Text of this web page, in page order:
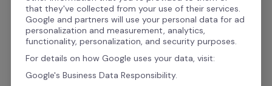
Estás a un paso de aumentar tu productividad
con las Integraciones de Factorial. Rellena el
formulario para poder enviarte toda la
información sobre esta integración.
that they've collected from your use of their services.
Google and partners will use your personal data for ad
personalization and measurement, analytics,
functionality, personalization, and security purposes.
For details on how Google uses your data, visit:
Google's Business Data Responsibility.